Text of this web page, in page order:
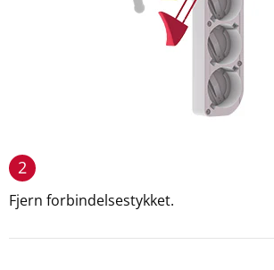
2
Fjern forbindelsestykket.